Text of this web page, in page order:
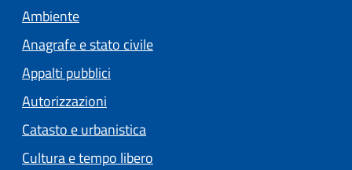
Ambiente
Anagrafe e stato civile
Appalti pubblici
Autorizzazioni
Catasto e urbanistica
Cultura e tempo libero